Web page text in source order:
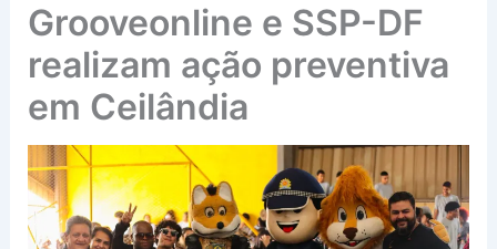
Grooveonline e SSP-DF
realizam ação preventiva
em Ceilândia